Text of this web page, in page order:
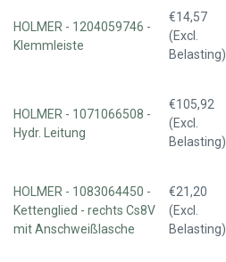
HOLMER - 1204059746 -
Klemmleiste
€14,57
(Excl.
Belasting)
HOLMER - 1071066508 -
Hydr. Leitung
€105,92
(Excl.
Belasting)
HOLMER - 1083064450 -
Kettenglied - rechts Cs8V
mit Anschweißlasche
€21,20
(Excl.
Belasting)